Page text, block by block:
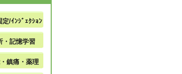
定/ｲﾝｼﾞｪｸｼｮﾝ
・記憶学習
鎮痛・薬理